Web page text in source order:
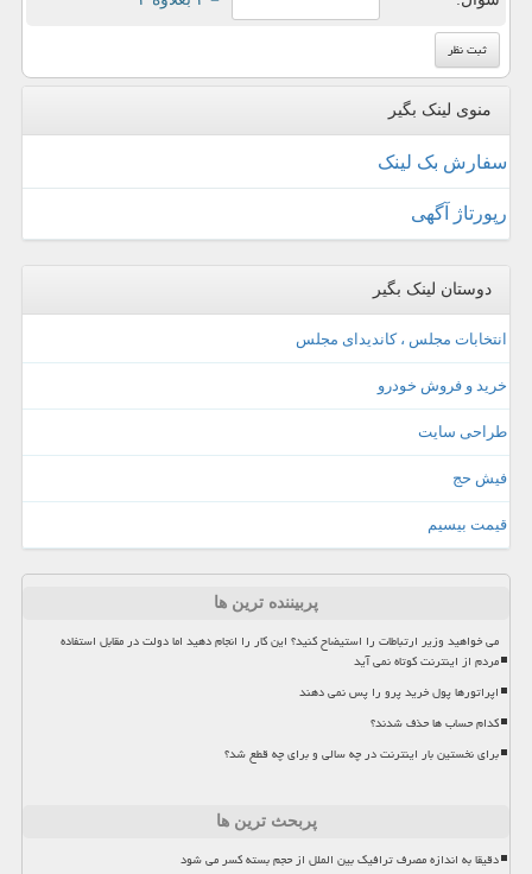
منوی لینک بگیر
سفارش بک لینک
رپورتاژ آگهی
دوستان لینک بگیر
انتخابات مجلس ، کاندیدای مجلس
خرید و فروش خودرو
طراحی سایت
فیش حج
قیمت بیسیم
پربیننده ترین ها
می خواهید وزیر ارتباطات را استیضاح کنید؟ این کار را انجام دهید اما دولت در مقابل استفاده
مردم از اینترنت کوتاه نمی آید
اپراتورها پول خرید پرو را پس نمی دهند
کدام حساب ها حذف شدند؟
برای نخستین بار اینترنت در چه سالی و برای چه قطع شد؟
پربحث ترین ها
دقیقا به اندازه مصرف ترافیک بین الملل از حجم بسته کسر می شود